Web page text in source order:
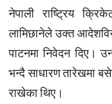
नेपाली राष्ट्रिय
लामिछानेले उक्त
पाटनमा निवेदन दिए।
भन्दै साधारण तारेखमा बसेर
राखेका थिए।